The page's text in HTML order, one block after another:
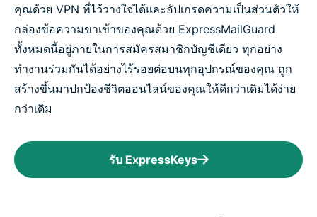
คุณด้วย VPN ที่ไว้วางใจได้และอัปเกรดความเป็นส่วนตัวให้
กล่องข้อความขาเข้าของคุณด้วย ExpressMailGuard
ทั้งหมดนี้อยู่ภายในการสมัครสมาชิกบัญชีเดียว ทุกอย่าง
ทำงานร่วมกันได้อย่างไร้รอยต่อบนทุกอุปกรณ์ของคุณ ถูก
สร้างขึ้นมาปกป้องชีวิตออนไลน์ของคุณให้ดีกว่าเดิมได้ง่าย
กว่าเดิม
รับ ExpressKeys